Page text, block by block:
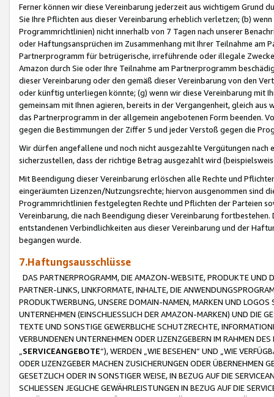
Ferner können wir diese Vereinbarung jederzeit aus wichtigem Grund
Sie Ihre Pflichten aus dieser Vereinbarung erheblich verletzen; (b)
Programmrichtlinien) nicht innerhalb von 7 Tagen nach unserer
oder Haftungsansprüchen im Zusammenhang mit Ihrer Teilnahme am
Partnerprogramm für betrügerische, irreführende oder illegale
Amazon durch Sie oder Ihre Teilnahme am Partnerprogramm
dieser Vereinbarung oder den gemäß dieser Vereinbarung von den
oder künftig unterliegen könnte; (g) wenn wir diese Vereinbarung mit
gemeinsam mit Ihnen agieren, bereits in der Vergangenheit, gleich
das Partnerprogramm in der allgemein angebotenen Form beenden.
gegen die Bestimmungen der Ziffer 5 und jeder Verstoß gegen die
Wir dürfen angefallene und noch nicht ausgezahlte Vergütungen
sicherzustellen, dass der richtige Betrag ausgezahlt wird
Mit Beendigung dieser Vereinbarung erlöschen alle Rechte und
eingeräumten Lizenzen/Nutzungsrechte; hiervon ausgenommen sind
Programmrichtlinien festgelegten Rechte und Pflichten der Parteien
Vereinbarung, die nach Beendigung dieser Vereinbarung
entstandenen Verbindlichkeiten aus dieser Vereinbarung und der
begangen wurde.
7.Haftungsausschlüsse
DAS PARTNERPROGRAMM, DIE AMAZON-WEBSITE, PRODUKTE UND
PARTNER-LINKS, LINKFORMATE, INHALTE, DIE
PRODUKTWERBUNG, UNSERE DOMAIN-NAMEN, MARKEN UND
UNTERNEHMEN (EINSCHLIESSLICH DER AMAZON-MARKEN) UND DIE
TEXTE UND SONSTIGE GEWERBLICHE SCHUTZRECHTE,
VERBUNDENEN UNTERNEHMEN ODER LIZENZGEBERN IM RAHMEN
SERVICEANGEBOTE“), WERDEN „WIE BESEHEN“ UND „WIE
ODER LIZENZGEBER MACHEN ZUSICHERUNGEN ODER ÜBERNEHMEN
GESETZLICH ODER IN SONSTIGER WEISE, IN BEZUG AUF DIE
SCHLIESSEN JEGLICHE GEWÄHRLEISTUNGEN IN BEZUG AUF DIE